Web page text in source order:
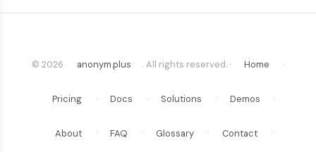
© 2026 anonym.plus . All rights reserved. · Home ·
Pricing · Docs · Solutions · Demos ·
About · FAQ · Glossary · Contact ·